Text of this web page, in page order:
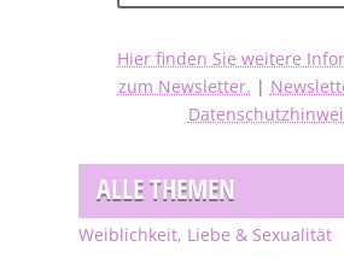
Hier finden Sie weitere
zum Newsletter. |
ALLE THEMEN
Weiblichkeit, Liebe & Sexualität